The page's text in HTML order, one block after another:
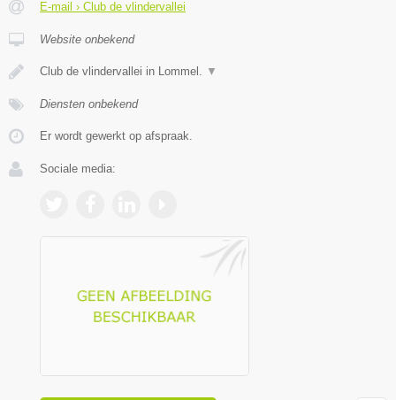
E-mail › Club de vlindervallei
Website onbekend
Club de vlindervallei in Lommel. ▼
Diensten onbekend
Er wordt gewerkt op afspraak.
Sociale media: